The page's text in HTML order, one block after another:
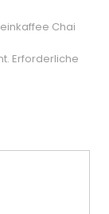
Chai
Erforderliche